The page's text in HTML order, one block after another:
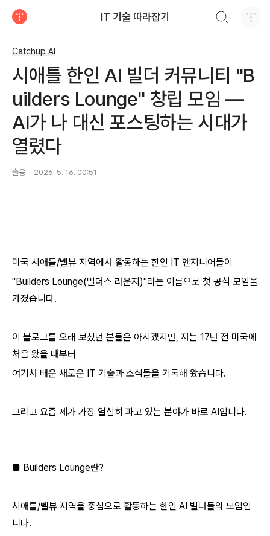
IT 기술 따라잡기
Catchup AI
시애틀 한인 AI 빌더 커뮤니티 "B
uilders Lounge" 창립 모임 —
AI가 나 대신 포스팅하는 시대가
열렸다
솔웅 2026. 5. 16. 00:51
미국 시애틀/벨뷰 지역에서 활동하는 한인 IT 엔지니어들이
"Builders Lounge(빌더스 라운지)"라는 이름으로 첫 공식 모임을
가졌습니다.
이 블로그를 오래 보셨던 분들은 아시겠지만, 저는 17년 전 미국에
처음 왔을 때부터
여기서 배운 새로운 IT 기술과 소식들을 기록해 왔습니다.
그리고 요즘 제가 가장 열심히 파고 있는 분야가 바로 AI입니다.
■ Builders Lounge란?
시애틀/벨뷰 지역을 중심으로 활동하는 한인 AI 빌더들의 모임입
니다.